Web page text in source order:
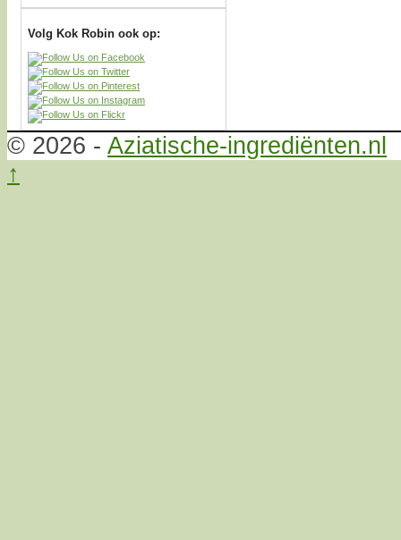
Volg Kok Robin ook op:
© 2026 - Aziatische-ingrediënten.nl
↑